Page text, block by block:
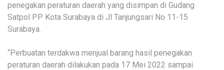
penegakan peraturan daerah yang disimpan di Gudang
Satpol PP Kota Surabaya di Jl Tanjungsari No 11-15
Surabaya.
“Perbuatan terdakwa menjual barang hasil penegakan
peraturan daerah dilakukan pada 17 Mei 2022 sampai